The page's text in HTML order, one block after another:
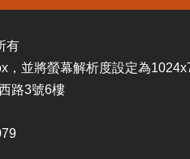
有
，並將螢幕解析度設定為
路3號6樓